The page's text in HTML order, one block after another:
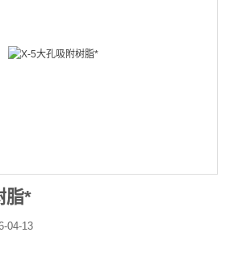
脂*
04-13